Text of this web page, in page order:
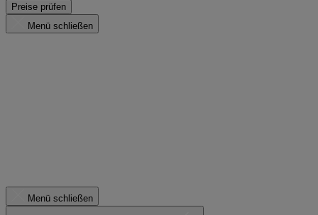
Preise prüfen
Menü schließen
Menü schließen